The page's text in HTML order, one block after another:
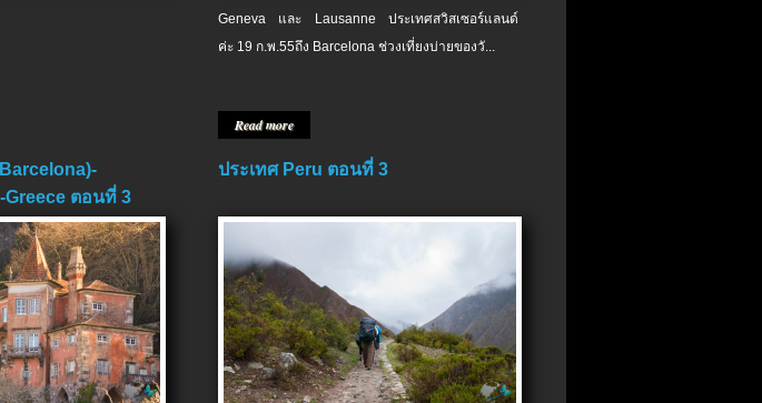
Geneva และ Lausanne ประเทศสวิสเซอร์แลนด์
ค่ะ 19 ก.พ.​55ถึง Barcelona ช่วงเที่ยงบ่ายของวั...
Read more
Greece ตอนที่ 3
ประเทศ Peru ตอนที่ 3